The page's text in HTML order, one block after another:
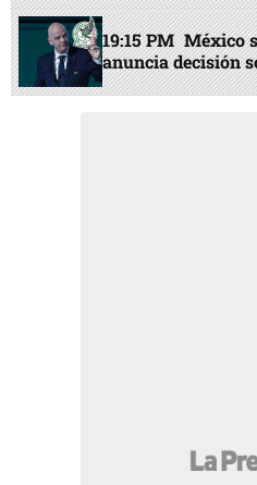
19:15 PM México
anuncia decisión